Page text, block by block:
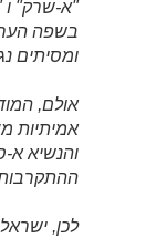
"א-שרק" ו
בשפה
ומסיתים
אולם,
אמיתיות
והנשיא א-
לכן,